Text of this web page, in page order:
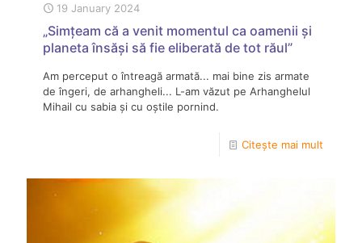
19 January 2024
„Simțeam că a venit momentul ca oamenii și
planeta însăși să fie eliberată de tot răul”
Am perceput o întreagă armată... mai bine zis armate
de îngeri, de arhangheli... L-am văzut pe Arhanghelul
Mihail cu sabia și cu oștile pornind.
Citește mai mult